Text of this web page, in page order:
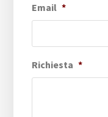
Email *
Richiesta *